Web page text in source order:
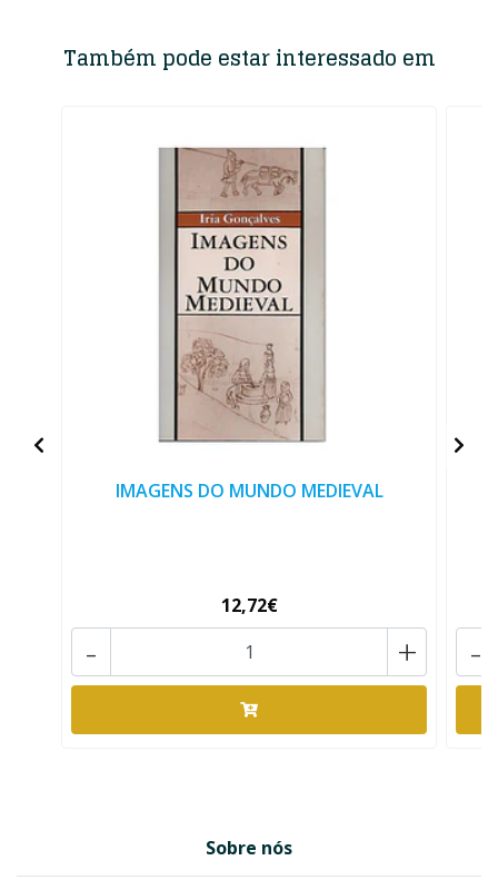
Também pode estar interessado em
IMAGENS DO MUNDO MEDIEVAL
12,72€
+
- -
Sobre nós